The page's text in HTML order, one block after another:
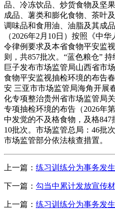
品、冷冻饮品、炒货食物及坚
成品、薯类和膨化食物、茶叶
调味品和食用油、油脂及其成
（2026年2月10日）按照《中
令律例要求及本省食物平安监
则，共857批次。“蓝色粮仓”
巨子发布市场监管局山西省市
食物平安监视抽检环境的布告
安 三亚市市场监管局海角开展
化专项整治贵州省市场监管局
专项抽检环境的布告（2026年
中发觉的不及格食物，及格
10批次。市场监管总局：46批
市场监管部分依法核查措置。
上一篇： 练习训练分为事务发
下一篇： 勾当中累计发放宣传
上一篇： 练习训练分为事务发